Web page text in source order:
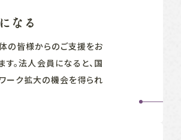
なる
の皆様からのご支援をお
す。法人会員になると、国
ーク拡大の機会を得られ